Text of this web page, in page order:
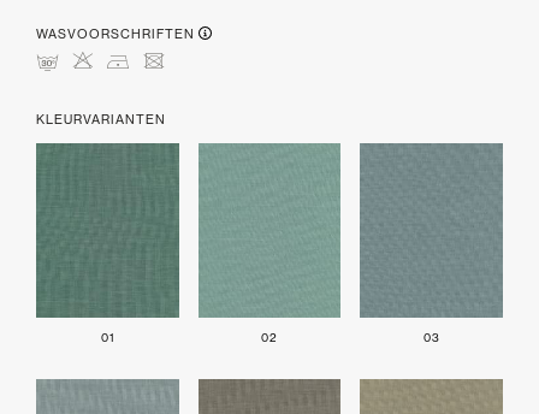
WASVOORSCHRIFTEN
mHDU
KLEURVARIANTEN
01 02 03